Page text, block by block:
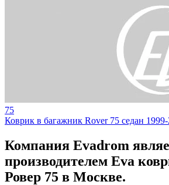
75
Коврик в багажник Rover 75 седан 1999-
Компания Evadrom
производителем Eva
Ровер 75 в Москве.